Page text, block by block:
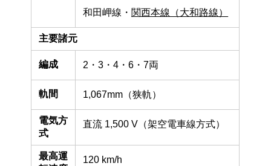
和田岬線・ 関西本線（大和路線）
主要諸元
編成 2・3・4・6・7両
軌間 1,067mm（狭軌）
電気方
式
直流 1,500 V（架空電車線方式）
最高運
120 km/h